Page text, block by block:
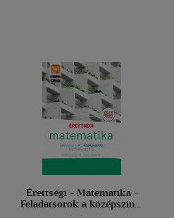
Érettségi - Matematika -
Feladatsorok a középszintű